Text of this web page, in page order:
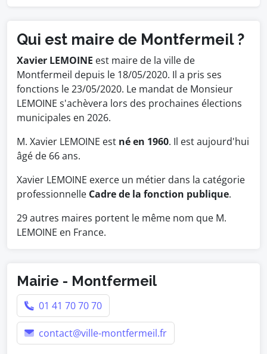
Qui est maire de Montfermeil ?
Xavier LEMOINE est maire de la ville de
Montfermeil depuis le 18/05/2020. Il a pris ses
fonctions le 23/05/2020. Le mandat de Monsieur
LEMOINE s'achèvera lors des prochaines élections
municipales en 2026.
M. Xavier LEMOINE est né en 1960. Il est aujourd'hui
âgé de 66 ans.
Xavier LEMOINE exerce un métier dans la catégorie
professionnelle Cadre de la fonction publique.
29 autres maires portent le même nom que M.
LEMOINE en France.
Mairie - Montfermeil
01 41 70 70 70
contact@ville-montfermeil.fr